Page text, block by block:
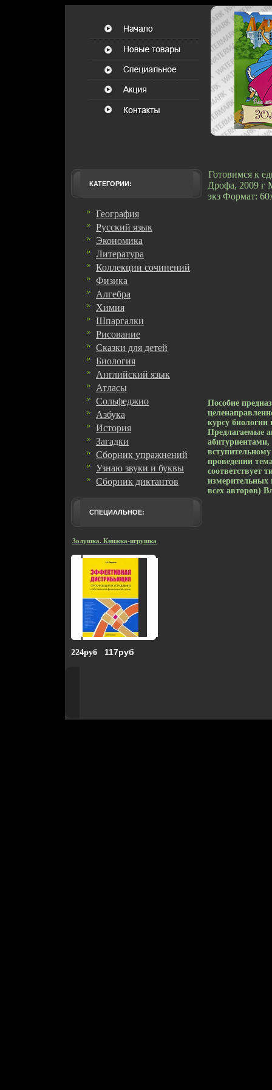
КАТЕГОРИИ:
География
Русский язык
Экономика
Литература
Коллекции сочинений
Физика
Алгебра
Химия
Шпаргалки
Рисование
Сказки для детей
Биология
Английский язык
Атласы
Сольфеджио
Азбука
История
Загадки
Сборник упражнений
Узнаю звуки и буквы
Сборник диктантов
СПЕЦИАЛЬНОЕ:
Золушка. Книжка-игрушка
224руб 117руб
Готовимся к
Дрофа, 2009 г
экз Формат:
Пособие
курсу биологии
Предлагаемые
проведении
соответствует
измерительных
всех авторов)